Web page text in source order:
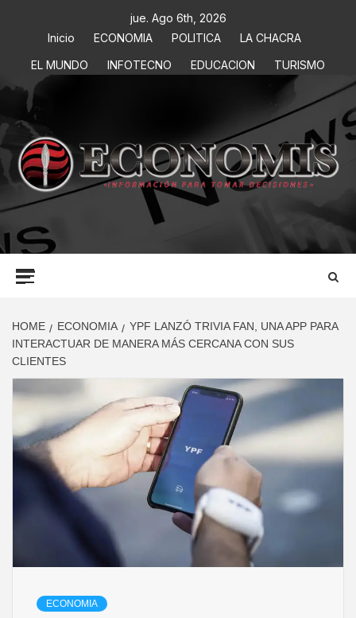
jue. Ago 6th, 2026
Inicio
ECONOMIA POLITICA
LA CHACRA
EL MUNDO
INFOTECNO EDUCACION TURISMO
ECONOMIS
INFORMACIÓN PARA TOMAR DECISIONES
HOME ECONOMIA
YPF LANZÓ TRIVIA FAN, UNA APP PARA
INTERACTUAR DE MANERA MÁS CERCANA CON SUS
CLIENTES
ECONOMIA